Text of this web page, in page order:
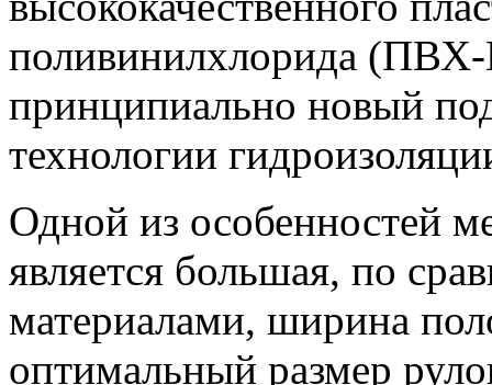
поливинилхлорида (ПВХ-
принципиально новый
технологии
Одной из особенностей
является большая, по
материалами, ширина
оптимальный размер